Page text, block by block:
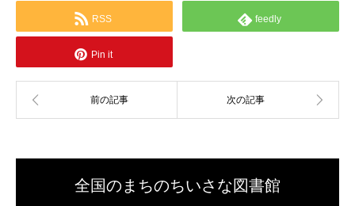
RSS feedly
Pin it
全国のまちのちいさな図書館